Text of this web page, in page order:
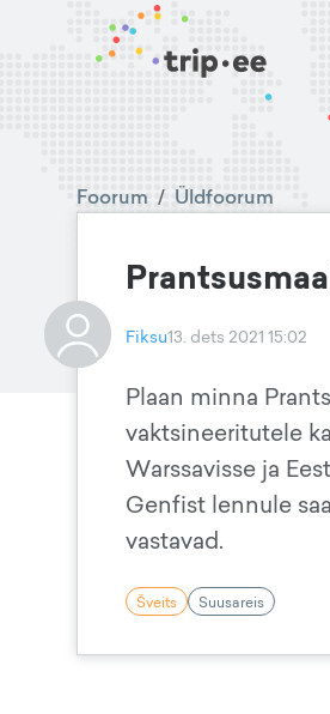
Foorum / Üldfoorum
Fiksu13. dets 2021 15:02
Plaan minna
vaktsineeritutele
Warssavisse ja
Genfist lennule
vastavad.
Šveits Suusareis